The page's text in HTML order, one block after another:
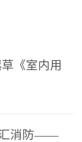
多年技术积累
的结晶。
《室内用
程》 正式
业
汇消防——